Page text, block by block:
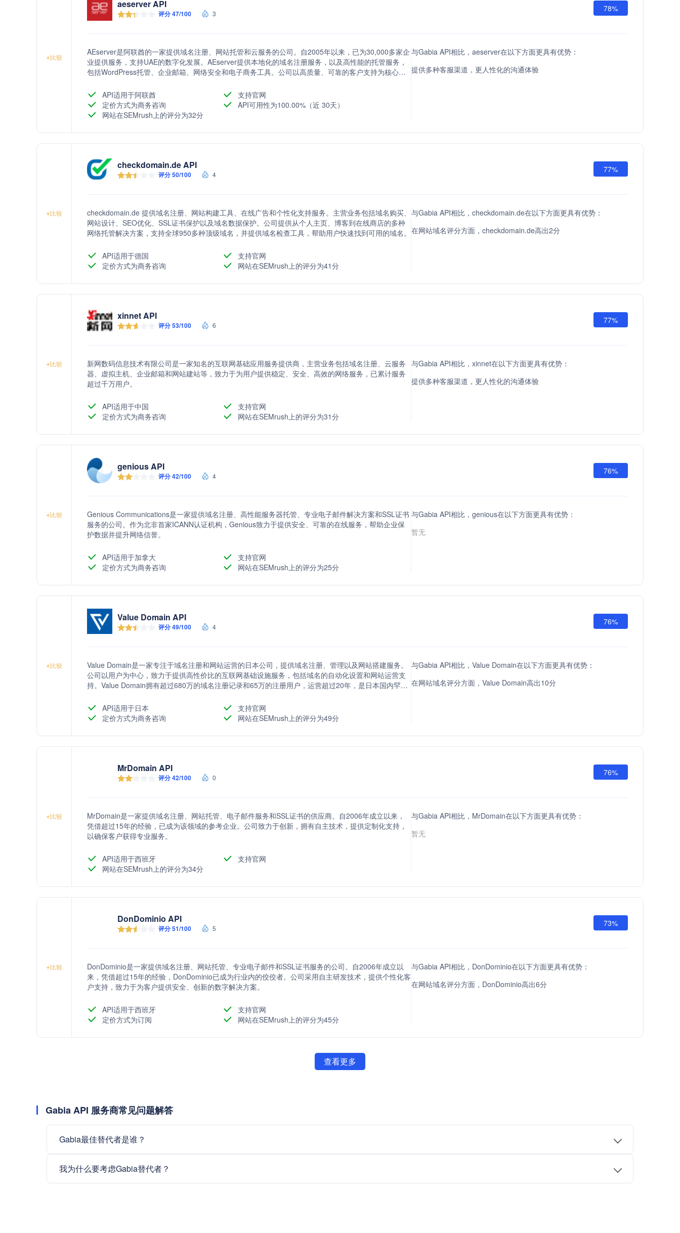
+比较
aeserver API
评分 47/100 3
78%
AEserver是阿联酋的一家提供域名注册、网站托管和云服务的公司。自2005年以来，已为30,000多家企
业提供服务，支持UAE的数字化发展。AEserver提供本地化的域名注册服务，以及高性能的托管服务，
包括WordPress托管、企业邮箱、网络安全和电子商务工具。公司以高质量、可靠的客户支持为核心，
API适用于阿联酋
支持官网
定价方式为商务咨询
API可用性为100.00%（近 30天）
网站在SEMrush上的评分为32分
与Gabia API相比，aeserver在以下方面更具有优势：
提供多种客服渠道，更人性化的沟通体验
+比较
checkdomain.de API
评分 50/100 4
77%
checkdomain.de 提供域名注册、网站构建工具、在线广告和个性化支持服务。主营业务包括域名购买、
网站设计、SEO优化、SSL证书保护以及域名数据保护。公司提供从个人主页、博客到在线商店的多种
网络托管解决方案，支持全球950多种顶级域名，并提供域名检查工具，帮助用户快速找到可用的域名。
API适用于德国
支持官网
定价方式为商务咨询
网站在SEMrush上的评分为41分
与Gabia API相比，checkdomain.de在以下方面更具有优势：
在网站域名评分方面，checkdomain.de高出2分
+比较
xinnet API
评分 53/100 6
77%
新网数码信息技术有限公司是一家知名的互联网基础应用服务提供商，主营业务包括域名注册、云服务
器、虚拟主机、企业邮箱和网站建站等，致力于为用户提供稳定、安全、高效的网络服务，已累计服务
超过千万用户。
API适用于中国
支持官网
定价方式为商务咨询
网站在SEMrush上的评分为31分
与Gabia API相比，xinnet在以下方面更具有优势：
提供多种客服渠道，更人性化的沟通体验
+比较
genious API
评分 42/100 4
76%
Genious Communications是一家提供域名注册、高性能服务器托管、专业电子邮件解决方案和SSL证书
服务的公司。作为北非首家ICANN认证机构，Genious致力于提供安全、可靠的在线服务，帮助企业保
护数据并提升网络信誉。
API适用于加拿大
支持官网
定价方式为商务咨询
网站在SEMrush上的评分为25分
与Gabia API相比，genious在以下方面更具有优势：
暂无
+比较
Value Domain API
评分 49/100 4
76%
Value Domain是一家专注于域名注册和网站运营的日本公司，提供域名注册、管理以及网站搭建服务。
公司以用户为中心，致力于提供高性价比的互联网基础设施服务，包括域名的自动化设置和网站运营支
持。Value Domain拥有超过680万的域名注册记录和65万的注册用户，运营超过20年，是日本国内罕见
API适用于日本
支持官网
定价方式为商务咨询
网站在SEMrush上的评分为49分
与Gabia API相比，Value Domain在以下方面更具有优势：
在网站域名评分方面，Value Domain高出10分
+比较
MrDomain API
评分 42/100 0
76%
MrDomain是一家提供域名注册、网站托管、电子邮件服务和SSL证书的供应商。自2006年成立以来，
凭借超过15年的经验，已成为该领域的参考企业。公司致力于创新，拥有自主技术，提供定制化支持，
以确保客户获得专业服务。
API适用于西班牙
支持官网
网站在SEMrush上的评分为34分
与Gabia API相比，MrDomain在以下方面更具有优势：
暂无
+比较
DonDominio API
评分 51/100 5
73%
DonDominio是一家提供域名注册、网站托管、专业电子邮件和SSL证书服务的公司。自2006年成立以
来，凭借超过15年的经验，DonDominio已成为行业内的佼佼者。公司采用自主研发技术，提供个性化客
户支持，致力于为客户提供安全、创新的数字解决方案。
API适用于西班牙
支持官网
定价方式为订阅
网站在SEMrush上的评分为45分
与Gabia API相比，DonDominio在以下方面更具有优势：
在网站域名评分方面，DonDominio高出6分
查看更多
Gabia API 服务商常见问题解答
Gabia最佳替代者是谁？
我为什么要考虑Gabia替代者？